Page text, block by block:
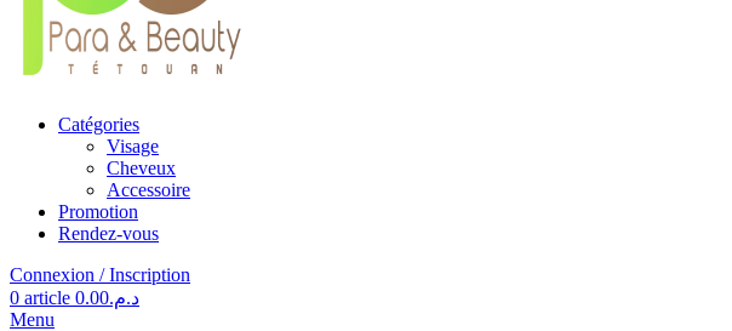
Catégories
Visage
Cheveux
Accessoire
Promotion
Rendez-vous
Connexion / Inscription
0 article د.م.0.00
Menu